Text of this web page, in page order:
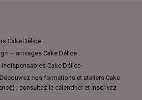
Cake Délice
— arrivages Cake Délice
indispensables Cake Délice
nos formations et ateliers Cake
: consultez le calendrier et inscrivez-